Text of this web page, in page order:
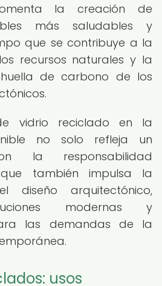
la creación de
más saludables y
que se contribuye a la
recursos naturales y la
de carbono de los
vidrio reciclado en la
no solo refleja un
la responsabilidad
también impulsa la
diseño arquitectónico,
modernas y
las demandas de la
usos